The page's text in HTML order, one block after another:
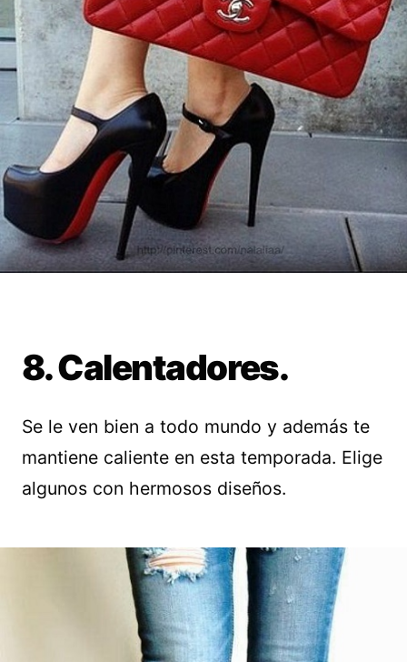
8. Calentadores.
Se le ven bien a todo mundo y además te
mantiene caliente en esta temporada. Elige
algunos con hermosos diseños.